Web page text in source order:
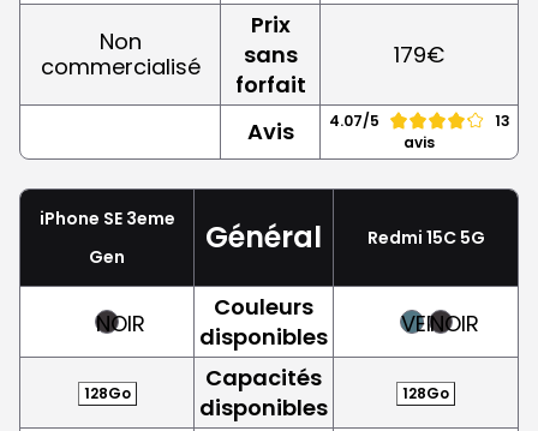
Non
commercialisé
Prix
sans
forfait
179€
Avis 4.07/5
13
avis
iPhone SE 3eme
Gen
Général Redmi 15C 5G
NOIR
Couleurs
disponibles
VERTNOIR
128Go
Capacités
disponibles
128Go